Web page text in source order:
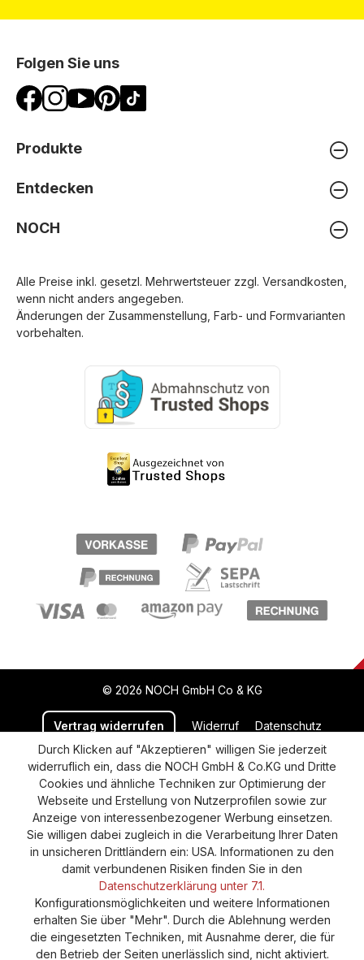
Folgen Sie uns
Produkte
Entdecken
NOCH
Alle Preise inkl. gesetzl. Mehrwertsteuer zzgl. Versandkosten
wenn nicht anders angegeben.
Änderungen der Zusammenstellung, Farb- und Formvarianten
vorbehalten.
© 2026 NOCH GmbH Co & KG
Vertrag widerrufen Widerruf Datenschutz
Versand und Zahlung AGB
Impressum
Cookie-Einstellungen
Barrierefreiheitserklärung
Durch Klicken auf "Akzeptieren" willigen Sie jederzeit
widerruflich ein, dass die NOCH GmbH & Co.KG und Dritte
Cookies und ähnliche Techniken zur Optimierung der
Webseite und Erstellung von Nutzerprofilen sowie zur
Anzeige von interessenbezogener Werbung einsetzen.
Sie willigen dabei zugleich in die Verarbeitung Ihrer Daten
in unsicheren Drittländern ein: USA. Informationen zu den
damit verbundenen Risiken finden Sie in den
Datenschutzerklärung unter 7.1.
Konfigurationsmöglichkeiten und weitere Informationen
erhalten Sie über "Mehr". Durch die Ablehnung werden
die eingesetzten Techniken, mit Ausnahme derer, die für
den Betrieb der Seiten unerlässlich sind, nicht aktiviert.